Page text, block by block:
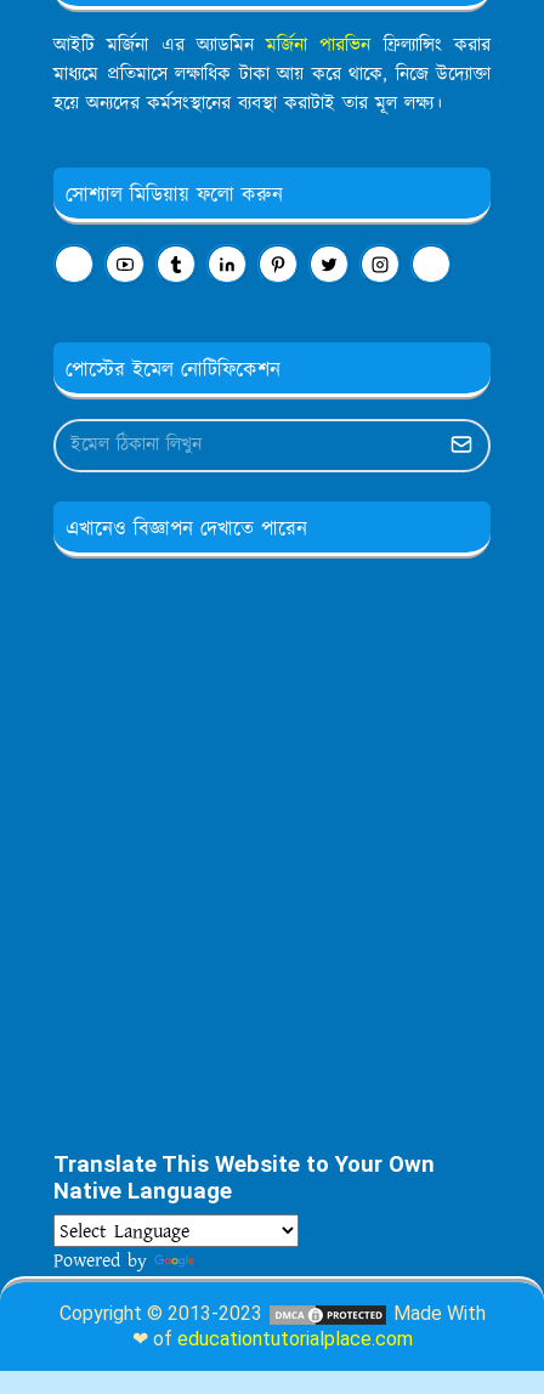
আইটি মর্জিনা এর অ্যাডমিনমর্জিনা পারভিনফ্রিল্যান্সিং করার
মাধ্যমে প্রতিমাসে লক্ষাধিক টাকা আয় করে থাকে, নিজে উদ্যোক্তা
হয়ে অন্যদের কর্মসংস্থানের ব্যবস্থা করাটাই তার মূল লক্ষ্য।
সোশ্যাল মিডিয়ায় ফলো করুন
পোস্টের ইমেল নোটিফিকেশন
এখানেও বিজ্ঞাপন দেখাতে পারেন
Translate This Website to Your Own
Native Language
Powered by
Copyright © 2013-2023
Made With
❤ of educationtutorialplace.com